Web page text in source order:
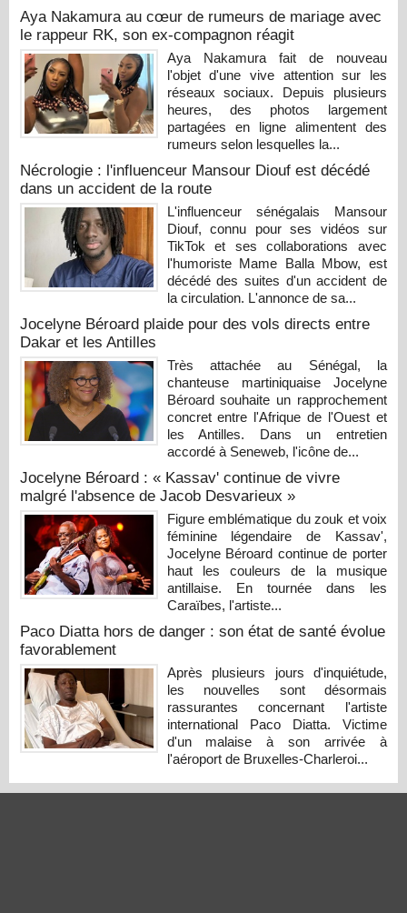
Aya Nakamura au cœur de rumeurs de mariage avec
le rappeur RK, son ex-compagnon réagit
Aya Nakamura fait de nouveau
l'objet d'une vive attention sur les
réseaux sociaux. Depuis plusieurs
heures, des photos largement
partagées en ligne alimentent des
rumeurs selon lesquelles la...
Nécrologie : l'influenceur Mansour Diouf est décédé
dans un accident de la route
L'influenceur sénégalais Mansour
Diouf, connu pour ses vidéos sur
TikTok et ses collaborations avec
l'humoriste Mame Balla Mbow, est
décédé des suites d'un accident de
la circulation. L'annonce de sa...
Jocelyne Béroard plaide pour des vols directs entre
Dakar et les Antilles
Très attachée au Sénégal, la
chanteuse martiniquaise Jocelyne
Béroard souhaite un rapprochement
concret entre l'Afrique de l'Ouest et
les Antilles. Dans un entretien
accordé à Seneweb, l'icône de...
Jocelyne Béroard : « Kassav' continue de vivre
malgré l'absence de Jacob Desvarieux »
Figure emblématique du zouk et voix
féminine légendaire de Kassav',
Jocelyne Béroard continue de porter
haut les couleurs de la musique
antillaise. En tournée dans les
Caraïbes, l'artiste...
Paco Diatta hors de danger : son état de santé évolue
favorablement
Après plusieurs jours d'inquiétude,
les nouvelles sont désormais
rassurantes concernant l'artiste
international Paco Diatta. Victime
d'un malaise à son arrivée à
l'aéroport de Bruxelles-Charleroi...